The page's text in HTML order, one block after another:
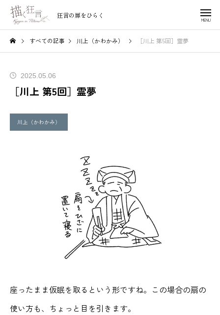
狂言の扉をひらく
すべての記事 川上（かわかみ） ［川上 第5回］霊夢
2025.05.06
［川上 第5回］霊夢
川上（かわかみ）
座ったまま仮眠を取るという形ですね。この場合の扇の
使い方も、ちょっと目を引きます。